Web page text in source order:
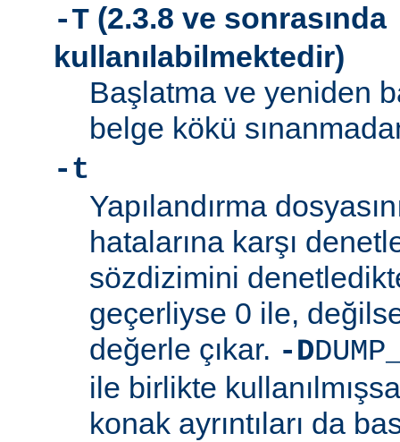
-T (2.3.8 ve sonrasında
kullanılabilmektedir)
Başlatma ve yeniden
belge kökü
-t
Yapılandırma
hatalarına karşı
sözdizimini
geçerliyse 0 ile,
değerle çıkar. -D
ile birlikte
konak ayrıntıları da